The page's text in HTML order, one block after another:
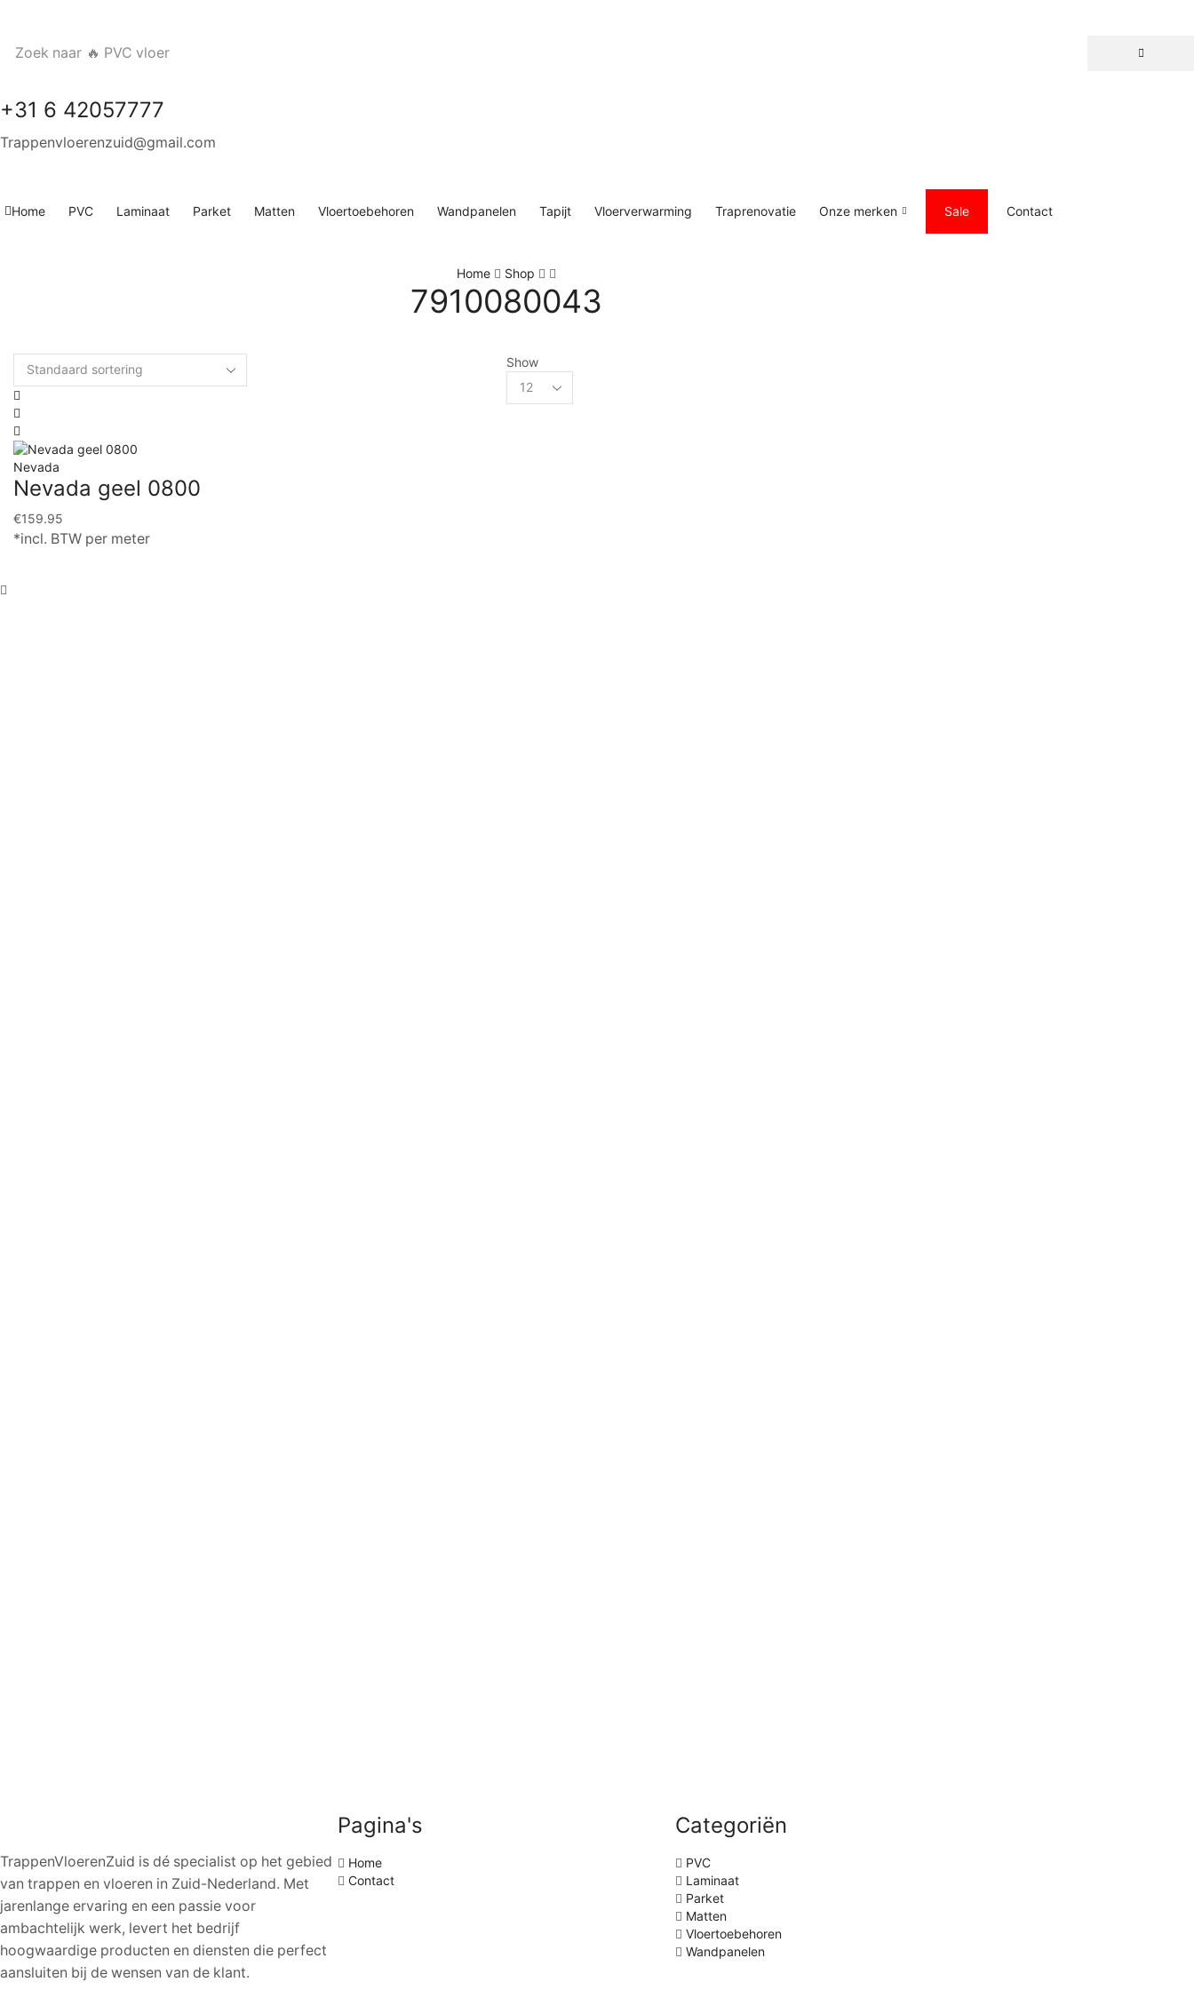
Zoek naar 🔥 PVC vloer
+31 6 42057777
Trappenvloerenzuid@gmail.com
Home PVC Laminaat Parket Matten Vloertoebehoren Wandpanelen Tapijt Vloerverwarming Traprenovatie Onze merken Sale Contact
Home Shop
7910080043
Show
Nevada
Nevada geel 0800
€159.95
*incl. BTW per meter
TrappenVloerenZuid is dé specialist op het gebied
van trappen en vloeren in Zuid-Nederland. Met
jarenlange ervaring en een passie voor
ambachtelijk werk, levert het bedrijf
hoogwaardige producten en diensten die perfect
aansluiten bij de wensen van de klant.
Pagina's
Home
Contact
Categoriën
PVC
Laminaat
Parket
Matten
Vloertoebehoren
Wandpanelen